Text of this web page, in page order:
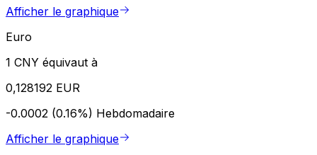
Afficher le graphique
Euro
1 CNY équivaut à
0,128192 EUR
-0.0002 (0.16%) Hebdomadaire
Afficher le graphique